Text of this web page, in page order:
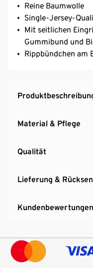
Reine Baumwolle
Single-Jersey-
Mit seitlichen
Gummibund und
Rippbündchen am
Material & Pflege
Qualität
Lieferung &
Kundenbewertungen